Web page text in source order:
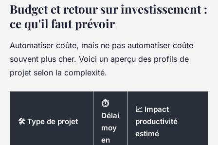
Budget et retour sur investissement :
ce qu'il faut prévoir
Automatiser coûte, mais ne pas automatiser coûte
souvent plus cher. Voici un aperçu des profils de
projet selon la complexité.
🛠️ Type de projet
⏱️
Délai
moy
en
📈 Impact
productivité
estimé